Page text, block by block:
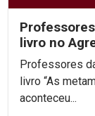
livro no
Professores
livro “As
aconteceu...